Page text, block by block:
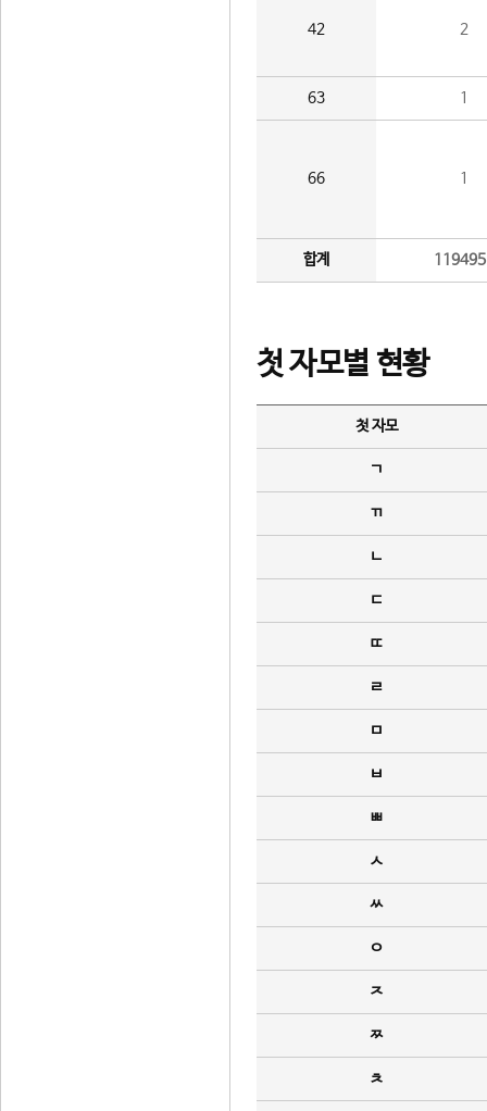
42 2
63 1
66 1
합계
첫 자모별 현황
첫 자모
ㄱ
ㄲ
ㄴ
ㄷ
ㄸ
ㄹ
ㅁ
ㅂ
ㅃ
ㅅ
ㅆ
ㅇ
ㅈ
ㅉ
ㅊ